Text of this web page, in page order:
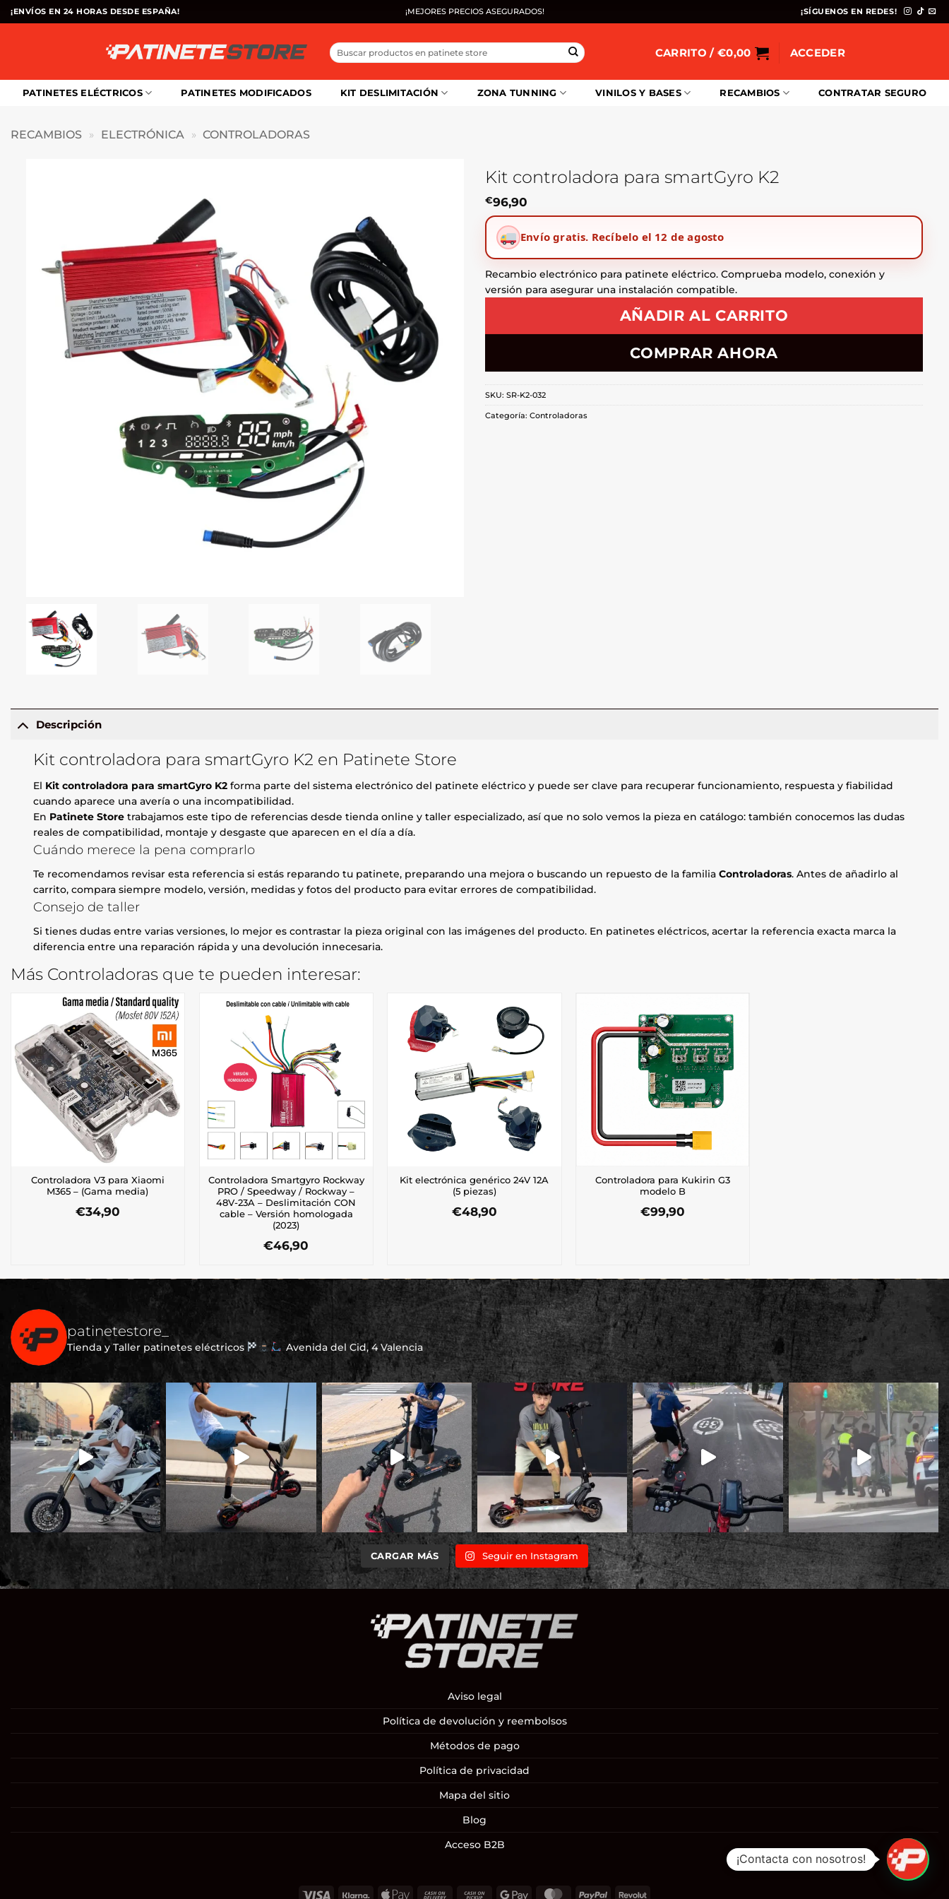
Saltar
al
¡ENVÍOS EN 24 HORAS DESDE ESPAÑA! ¡MEJORES PRECIOS ASEGURADOS! ¡SÍGUENOS EN REDES!
Buscar
por:
CARRITO / €0,00 ACCEDER
PATINETES ELÉCTRICOS PATINETES MODIFICADOS KIT DESLIMITACIÓN ZONA TUNNING VINILOS Y BASES RECAMBIOS CONTRATAR SEGURO
RECAMBIOS » ELECTRÓNICA » CONTROLADORAS
Kit controladora para smartGyro K2
€96,90
Envío gratis. Recíbelo el 12 de agosto
Recambio electrónico para patinete eléctrico. Comprueba modelo, conexión y
versión para asegurar una instalación compatible.
AÑADIR AL CARRITO
COMPRAR AHORA
SKU: SR-K2-032
Categoría: Controladoras
Descripción
Kit controladora para smartGyro K2 en Patinete Store
El Kit controladora para smartGyro K2 forma parte del sistema electrónico del patinete eléctrico y puede ser clave para recuperar funcionamiento, respuesta y fiabilidad
cuando aparece una avería o una incompatibilidad.
En Patinete Store trabajamos este tipo de referencias desde tienda online y taller especializado, así que no solo vemos la pieza en catálogo: también conocemos las dudas
reales de compatibilidad, montaje y desgaste que aparecen en el día a día.
Cuándo merece la pena comprarlo
Te recomendamos revisar esta referencia si estás reparando tu patinete, preparando una mejora o buscando un repuesto de la familiaControladoras. Antes de añadirlo al
carrito, compara siempre modelo, versión, medidas y fotos del producto para evitar errores de compatibilidad.
Consejo de taller
Si tienes dudas entre varias versiones, lo mejor es contrastar la pieza original con las imágenes del producto. En patinetes eléctricos, acertar la referencia exacta marca la
diferencia entre una reparación rápida y una devolución innecesaria.
Más Controladoras que te pueden interesar:
Controladora V3 para Xiaomi
M365 – (Gama media)
€34,90
Controladora Smartgyro Rockway
PRO / Speedway / Rockway –
48V-23A – Deslimitación CON
cable – Versión homologada
(2023)
€46,90
Kit electrónica genérico 24V 12A
(5 piezas)
€48,90
Controladora para Kukirin G3
modelo B
€99,90
patinetestore_
Tienda y Taller patinetes eléctricos Avenida del Cid, 4 Valencia
CARGAR MÁS Seguir en Instagram
Aviso legal
Política de devolución y reembolsos
Métodos de pago
Política de privacidad
Mapa del sitio
Blog
Acceso B2B
Visa Klarna Apple Cash Cash Google MasterCardPayPal Revolut
¡Contacta con nosotros!